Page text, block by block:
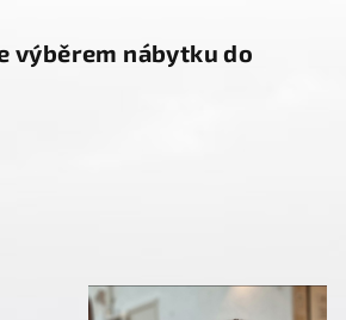
výběrem nábytku do